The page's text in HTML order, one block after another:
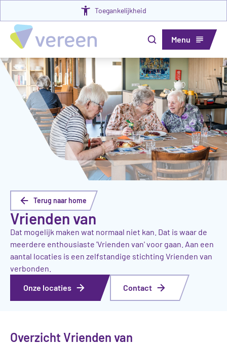
Toegankelijkheid
Menu
Terug naar home
Vrienden van
Dat mogelijk maken wat normaal niet kan. Dat is waar de
meerdere enthousiaste 'Vrienden van' voor gaan. Aan een
aantal locaties is een zelfstandige stichting Vrienden van
verbonden.
Onze locaties
Contact
Overzicht Vrienden van